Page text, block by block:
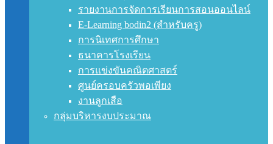
รายงานการจัดการเรียนการสอนออนไลน์
E-Learning bodin2 (สำหรับครู)
การนิเทศการศึกษา
ธนาคารโรงเรียน
การแข่งขันคณิตศาสตร์
ศูนย์ครอบครัวพอเพียง
งานลูกเสือ
กลุ่มบริหารงบประมาณ